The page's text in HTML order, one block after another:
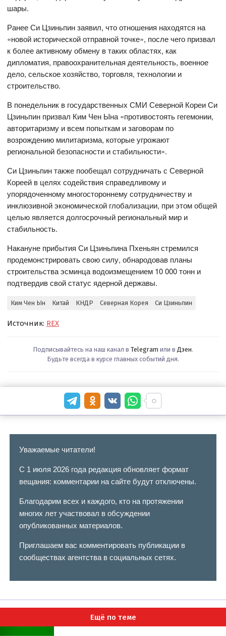
шары.
Ранее Си Цзиньпин заявил, что отношения находятся на
«новой исторической отправной точке», после чего призвал
к более активному обмену в таких областях, как
дипломатия, правоохранительная деятельность, военное
дело, сельское хозяйство, торговля, технологии и
строительство.
В понедельник в государственных СМИ Северной Кореи Си
Цзиньпин призвал Ким Чен Ына «противостоять гегемонии,
авторитаризму и всем попыткам и заговорам по
возрождению милитаризма, которые угрожают
региональной безопасности и стабильности».
Си Цзиньпин также пообещал сотрудничать с Северной
Кореей в целях содействия справедливому и
упорядоченному многостороннему сотрудничеству и
инклюзивной экономической глобализации, при этом общей
целью является долгосрочный региональный мир и
стабильность.
Накануне прибытия Си Цзиньпина Пхеньян стремился
продемонстрировать свою силу, обнародовав планы
строительства эсминца водоизмещением 10 000 тонн и
подтвердив свой статус ядерной державы.
Ким Чен Ын Китай КНДР Северная Корея Си Цзиньпин
Источник: REX
Подписывайтесь на наш канал в Telegram или в Дзен.
Будьте всегда в курсе главных событий дня.
Уважаемые читатели!
С 1 июля 2026 года редакция обновляет формат
вещания: комментарии на сайте будут отключены.
Благодарим всех и каждого, кто на протяжении
многих лет участвовал в обсуждении
опубликованных материалов.
Приглашаем вас комментировать публикации в
сообществах агентства в социальных сетях.
Ещё по теме